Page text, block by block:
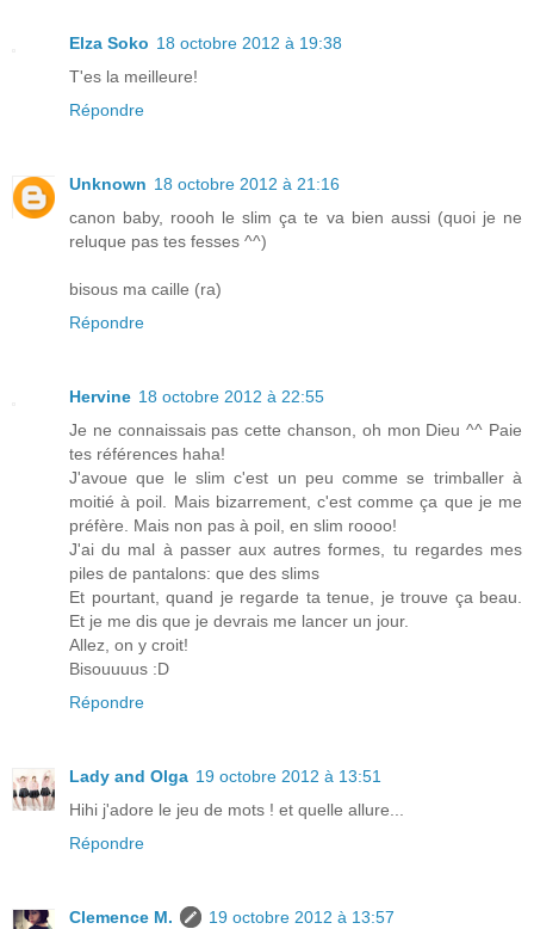
Elza Soko 18 octobre 2012 à 19:38
T'es la meilleure!
Répondre
Unknown 18 octobre 2012 à 21:16
canon baby, roooh le slim ça te va bien aussi (quoi je ne
reluque pas tes fesses ^^)
bisous ma caille (ra)
Répondre
Hervine 18 octobre 2012 à 22:55
Je ne connaissais pas cette chanson, oh mon Dieu ^^ Paie
tes références haha!
J'avoue que le slim c'est un peu comme se trimballer à
moitié à poil. Mais bizarrement, c'est comme ça que je me
préfère. Mais non pas à poil, en slim roooo!
J'ai du mal à passer aux autres formes, tu regardes mes
piles de pantalons: que des slims
Et pourtant, quand je regarde ta tenue, je trouve ça beau.
Et je me dis que je devrais me lancer un jour.
Allez, on y croit!
Bisouuuus :D
Répondre
Lady and Olga 19 octobre 2012 à 13:51
Hihi j'adore le jeu de mots ! et quelle allure...
Répondre
Clemence M. 19 octobre 2012 à 13:57